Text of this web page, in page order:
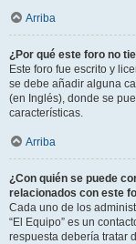
Arriba
¿Por qué este foro no
Este foro fue escrito y
se debe añadir alguna
(en Inglés), donde se
características.
Arriba
¿Con quién se puede
relacionados con este
Cada uno de los
“El Equipo” es un
respuesta debería tratar